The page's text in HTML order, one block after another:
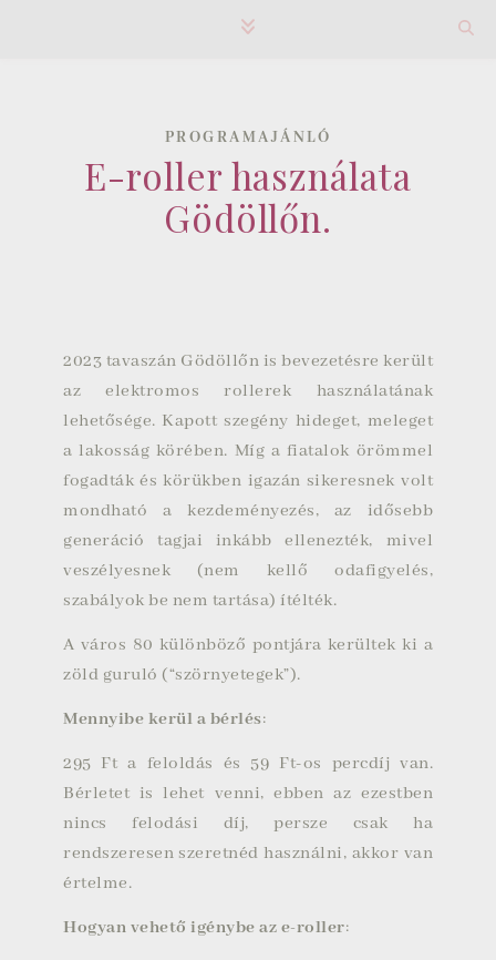
PROGRAMAJÁNLÓ
E-roller használata
Gödöllőn.
2023 tavaszán Gödöllőn is bevezetésre került
az elektromos rollerek használatának
lehetősége. Kapott szegény hideget, meleget
a lakosság körében. Míg a fiatalok örömmel
fogadták és körükben igazán sikeresnek volt
mondható a kezdeményezés, az idősebb
generáció tagjai inkább ellenezték, mivel
veszélyesnek (nem kellő odafigyelés,
szabályok be nem tartása) ítélték.
A város 80 különböző pontjára kerültek ki a
zöld guruló (“szörnyetegek”).
Mennyibe kerül a bérlés:
295 Ft a feloldás és 59 Ft-os percdíj van.
Bérletet is lehet venni, ebben az ezestben
nincs felodási díj, persze csak ha
rendszeresen szeretnéd használni, akkor van
értelme.
Hogyan vehető igénybe az e-roller: